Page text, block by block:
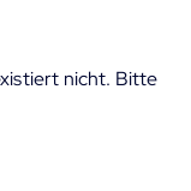
nicht. Bitte